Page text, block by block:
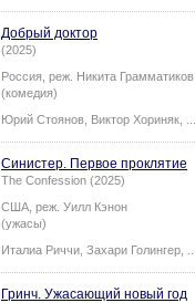
Добрый доктор
(2025)
Россия, реж. Никита Грамматиков
(комедия)
Юрий Стоянов Виктор Хориняк
Синистер. Первое проклятие
The Confession (2025)
США, реж. Уилл Кэнон
(ужасы)
Италиа Риччи Захари Голингер
Гринч. Ужасающий новый год